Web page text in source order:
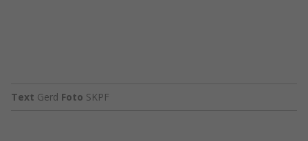
Text Gerd Foto SKPF